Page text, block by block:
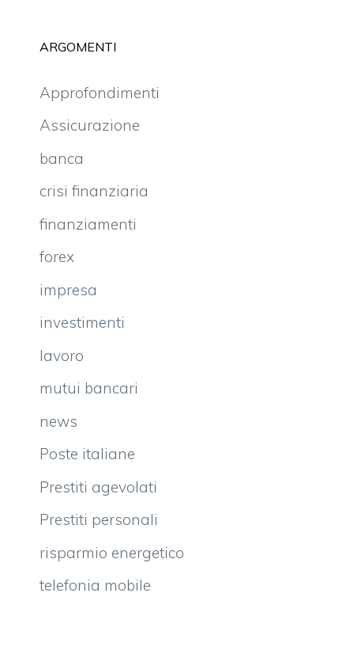
ARGOMENTI
Approfondimenti
Assicurazione
banca
crisi finanziaria
finanziamenti
forex
impresa
investimenti
lavoro
mutui bancari
news
Poste italiane
Prestiti agevolati
Prestiti personali
risparmio energetico
telefonia mobile